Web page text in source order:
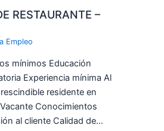
RESTAURANTE –
Empleo
mínimos Educación
Experiencia mínima Al
residente en
Conocimientos
al cliente Calidad de…